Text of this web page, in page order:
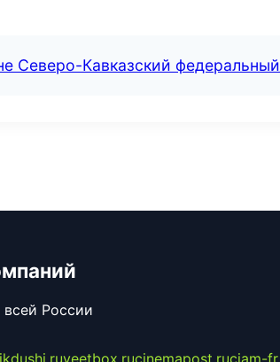
Северо-Кавказский
России
veetbox.rucinemapost.ruciam-